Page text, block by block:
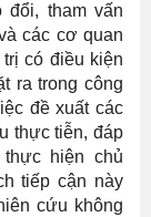
đổi, tham vấn
các cơ quan
có điều kiện
ra trong công
đề xuất các
thực tiễn, đáp
hiện chủ
tiếp cận này
cứu không